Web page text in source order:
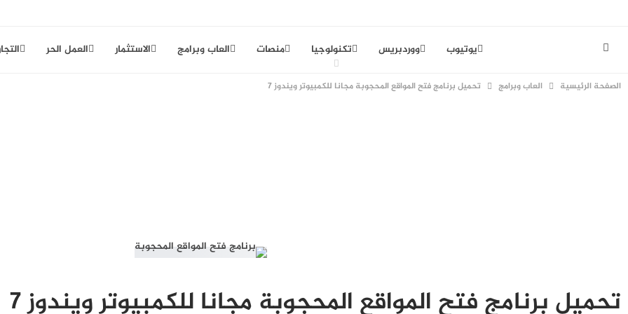
العمل الحر الاستثمار العاب وبرامج منصات تكنولوجيا ووردبريس يوتيوب
الصفحة الرئيسية العاب وبرامج تحميل برنامج فتح المواقع المحجوبة مجانا للكمبيوتر ويندوز 7
تحميل برنامج فتح المواقع المحجوبة مجانا للكمبيوتر ويندوز 7